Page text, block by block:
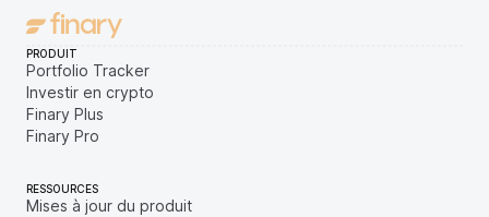
PRODUIT
Portfolio Tracker
Investir en crypto
Finary Plus
Finary Pro
RESSOURCES
Mises à jour du produit